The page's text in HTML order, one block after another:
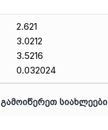
2.621
3.0212
3.5216
0.032024
ᲒᲐᲛᲝᲘᲬᲔᲠᲔᲗ ᲡᲘᲐᲮᲚᲔᲔᲑᲘ